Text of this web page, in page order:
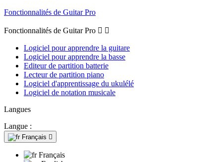
Fonctionnalités de Guitar Pro
Fonctionnalités de Guitar Pro  
Logiciel pour apprendre la guitare
Logiciel pour apprendre la basse
Editeur de partition batterie
Lecteur de partition piano
Logiciel d'apprentissage du ukulélé
Logiciel de notation musicale
Langues
Langue :
Français 
Français